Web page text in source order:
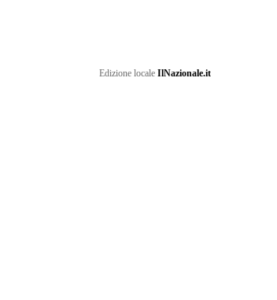
Edizione locale IlNazionale.it